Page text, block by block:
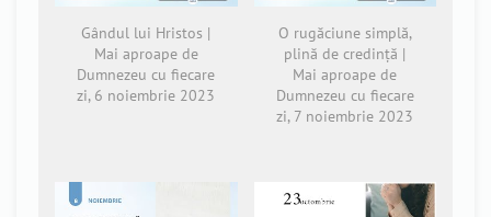
Gândul lui Hristos |
Mai aproape de
Dumnezeu cu fiecare
zi, 6 noiembrie 2023
O rugăciune simplă,
plină de credință |
Mai aproape de
Dumnezeu cu fiecare
zi, 7 noiembrie 2023